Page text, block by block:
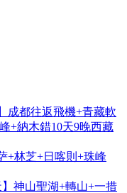
成都往返飛機+青藏軟
+納木錯10天9晚西藏
+林芝+日喀則+珠峰
神山聖湖+轉山+一措